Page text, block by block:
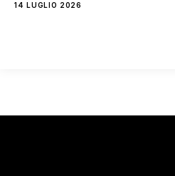
14 LUGLIO 2026